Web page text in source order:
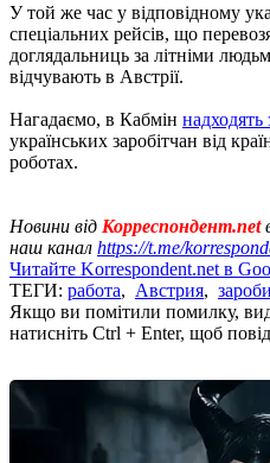
У той же час у відповідному
спеціальних рейсів, що
доглядальниць за літніми
відчувають в Австрії.
Нагадаємо, в Кабмін надходять
українських заробітчан від
роботах.
Новини від Корреспондент.net
наш канал https://t.me/
Читайте Korrespondent.net в
ТЕГИ: работа, Австрия,
Якщо ви помітили помилку,
натисніть Ctrl + Enter, щоб